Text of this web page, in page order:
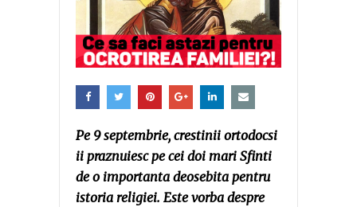
Pe 9 septembrie, crestinii ortodocsi
ii praznuiesc pe cei doi mari Sfinti
de o importanta deosebita pentru
istoria religiei. Este vorba despre